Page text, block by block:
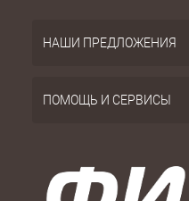
НАШИ ПРЕДЛОЖЕНИЯ
ПОМОЩЬ И СЕРВИСЫ